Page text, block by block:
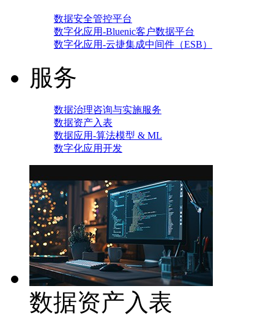
数据安全管控平台
数字化应用-Bluenic客户数据平台
数字化应用-云捷集成中间件（ESB）
服务
数据治理咨询与实施服务
数据资产入表
数据应用-算法模型 & ML
数字化应用开发
数据资产入表